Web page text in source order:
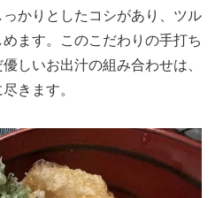
かりとしたコシがあり、ツル
ます。このこだわりの手打ち
しいお出汁の組み合わせは、
きます。